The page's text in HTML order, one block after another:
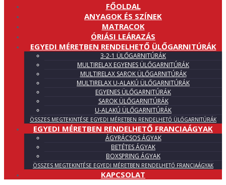
FŐOLDAL
ANYAGOK ÉS SZÍNEK
MATRACOK
ÓRIÁSI LEÁRAZÁS
EGYEDI MÉRETBEN RENDELHETŐ ÜLŐGARNITÚRÁK
3-2-1 ÜLŐGARNITÚRÁK
MULTIRELAX EGYENES ÜLŐGARNITÚRÁK
MULTIRELAX SAROK ÜLŐGARNITÚRÁK
MULTIRELAX U-ALAKÚ ÜLŐGARNITÚRÁK
EGYENES ÜLŐGARNITÚRÁK
SAROK ÜLŐGARNITÚRÁK
U-ALAKÚ ÜLŐGARNITÚRÁK
ÖSSZES MEGTEKINTÉSE EGYEDI MÉRETBEN RENDELHETŐ ÜLŐGARNITÚRÁK
EGYEDI MÉRETBEN RENDELHETŐ FRANCIAÁGYAK
ÁGYRÁCSOS ÁGYAK
BETÉTES ÁGYAK
BOXSPRING ÁGYAK
ÖSSZES MEGTEKINTÉSE EGYEDI MÉRETBEN RENDELHETŐ FRANCIAÁGYAK
KAPCSOLAT